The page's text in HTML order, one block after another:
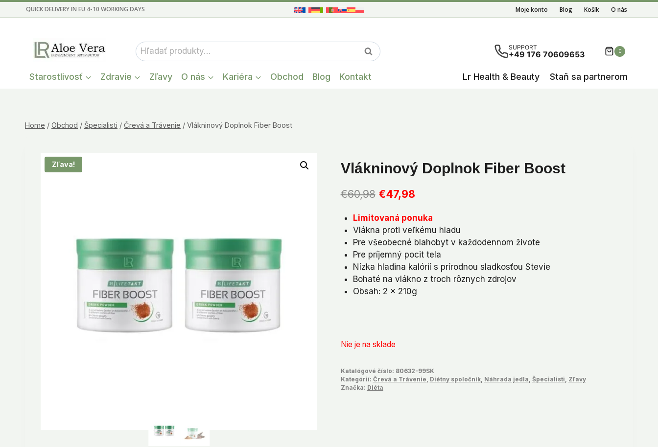
to
QUICK DELIVERY IN EU 4-10 WORKING DAYS Moje konto Blog Košík O nás
Hľadať: Vyhľadávanie
When autocomplete results are available use up and down arrows
SUPPORT
+49 176 70609653 0
Starostlivosť Zdravie Zľavy O nás Kariéra Obchod Blog Kontakt Lr Health & Beauty Staň sa partnerom
Home / Obchod / Špecialisti / Črevá a Trávenie / Vlákninový Doplnok Fiber Boost
Zľava! Vlákninový Doplnok Fiber Boost
€60,98 Pôvodná
bola:
€60,98.
€47,98Aktuálna
je:
€47,98.
Limitovaná ponuka
Vlákna proti veľkému hladu
Pre všeobecné blahobyt v každodennom živote
Pre príjemný pocit tela
Nízka hladina kalórií s prírodnou sladkosťou Stevie
Bohaté na vlákno z troch rôznych zdrojov
Obsah: 2 x 210g
Nie je na sklade
Katalógové číslo: 80632-99SK
Kategórií: Črevá a Trávenie, Diétny spoločník, Náhrada jedla, Špecialisti, Zľavy
Značka: Diéta